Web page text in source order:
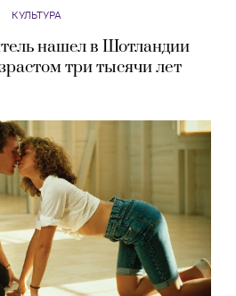
КУЛЬТУРА
нашел в Шотландии
три тысячи лет